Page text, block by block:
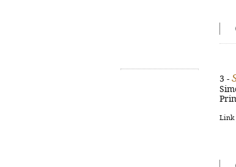
3 -
Link